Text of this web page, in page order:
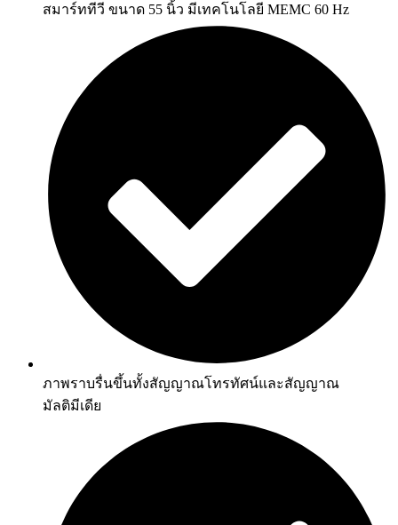
สมาร์ททีวี ขนาด 55 นิ้ว มีเทคโนโลยี MEMC 60 Hz
ภาพราบรื่นขึ้นทั้งสัญญาณโทรทัศน์และสัญญาณ
มัลติมีเดีย